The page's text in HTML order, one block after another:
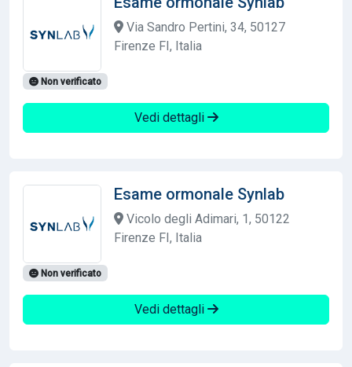
Via Sandro Pertini, 34, 50127
Firenze FI, Italia
Non verificato
Vedi dettagli
Esame ormonale Synlab
Vicolo degli Adimari, 1, 50122
Firenze FI, Italia
Non verificato
Vedi dettagli